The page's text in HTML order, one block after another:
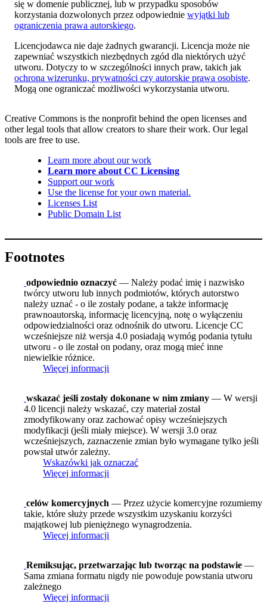
się w domenie publicznej, lub w przypadku sposobów
korzystania dozwolonych przez odpowiednie wyjątki lub
ograniczenia prawa autorskiego.
Licencjodawca nie daje żadnych gwarancji. Licencja może nie
zapewniać wszystkich niezbędnych zgód dla niektórych użyć
utworu. Dotyczy to w szczególności innych praw, takich jak
ochrona wizerunku, prywatności czy autorskie prawa osobiste.
Mogą one ograniczać możliwości wykorzystania utworu.
Creative Commons is the nonprofit behind the open licenses and
other legal tools that allow creators to share their work. Our legal
tools are free to use.
Learn more about our work
Learn more about CC Licensing
Support our work
Use the license for your own material.
Licenses List
Public Domain List
Footnotes
odpowiednio oznaczyć — Należy podać imię i nazwisko
twórcy utworu lub innych podmiotów, których autorstwo
należy uznać - o ile zostały podane, a także informację
prawnoautorską, informację licencyjną, notę o wyłączeniu
odpowiedzialności oraz odnośnik do utworu. Licencje CC
wcześniejsze niż wersja 4.0 posiadają wymóg podania tytułu
utworu - o ile został on podany, oraz mogą mieć inne
niewielkie różnice.
Więcej informacji
wskazać jeśli zostały dokonane w nim zmiany — W wersji
4.0 licencji należy wskazać, czy materiał został
zmodyfikowany oraz zachować opisy wcześniejszych
modyfikacji (jeśli miały miejsce). W wersji 3.0 oraz
wcześniejszych, zaznaczenie zmian było wymagane tylko jeśli
powstał utwór zależny.
Wskazówki jak oznaczać
Więcej informacji
celów komercyjnych — Przez użycie komercyjne rozumiemy
takie, które służy przede wszystkim uzyskaniu korzyści
majątkowej lub pieniężnego wynagrodzenia.
Więcej informacji
Remiksując, przetwarzając lub tworząc na podstawie —
Sama zmiana formatu nigdy nie powoduje powstania utworu
zależnego
Więcej informacji